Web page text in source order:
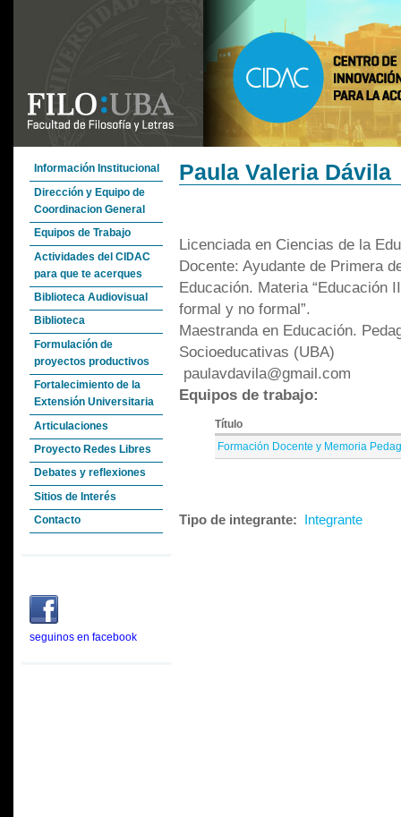
Información Institucional
Dirección y Equipo de
Coordinacion General
Equipos de Trabajo
Actividades del CIDAC
para que te acerques
Biblioteca Audiovisual
Biblioteca
Formulación de
proyectos productivos
Fortalecimiento de la
Extensión Universitaria
Articulaciones
Proyecto Redes Libres
Debates y reflexiones
Sitios de Interés
Contacto
seguinos en facebook
Paula Valeria Dávila
Licenciada en Ciencias de la
Docente: Ayudante de Primera
Educación. Materia “Educación
formal y no formal”.
Maestranda en Educación.
Socioeducativas (UBA)
paulavdavila@gmail.com
Equipos de trabajo:
Título
Formación Docente y Memoria
Tipo de integrante: Integrante